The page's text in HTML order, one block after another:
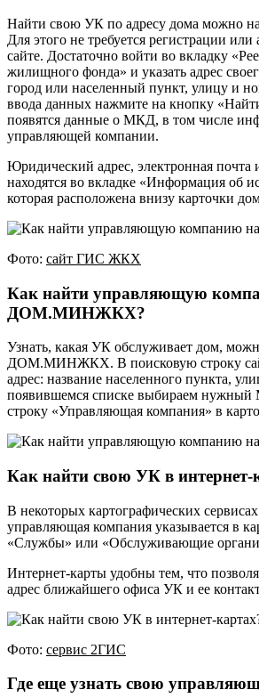
Найти свою УК по адресу дома можно
Для этого не требуется регистрации или
сайте. Достаточно войти во вкладку
жилищного фонда» и указать адрес
город или населенный пункт, улицу и
ввода данных нажмите на кнопку
появятся данные о МКД, в том числе
управляющей компании.
Юридический адрес, электронная
находятся во вкладке «Информация об
которая расположена внизу карточки
Фото: сайт ГИС ЖКХ
Как найти управляющую
ДОМ.МИНЖКХ?
Узнать, какая УК обслуживает дом,
ДОМ.МИНЖКХ. В поисковую строку
адрес: название населенного пункта,
появившемся списке выбираем
строку «Управляющая компания» в
Как найти свою УК в интернет-
В некоторых картографических
управляющая компания указывается в
«Службы» или «Обслуживающие
Интернет-карты удобны тем, что
адрес ближайшего офиса УК и ее
Фото: сервис 2ГИС
Где еще узнать свою